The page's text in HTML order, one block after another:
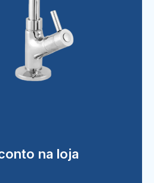
na loja